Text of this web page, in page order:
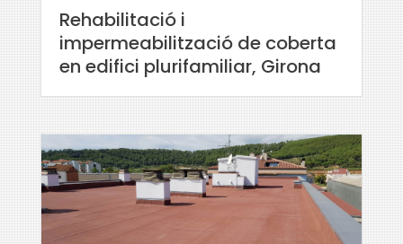
Rehabilitació i
impermeabilització de coberta
en edifici plurifamiliar, Girona